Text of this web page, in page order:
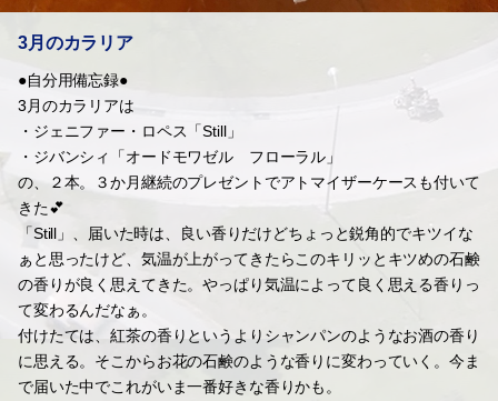
3月のカラリア
●自分用備忘録●
3月のカラリアは
・ジェニファー・ロペス「Still」
・ジバンシィ「オードモワゼル フローラル」
の、２本。３か月継続のプレゼントでアトマイザーケースも付いて
きた💕
「Still」、届いた時は、良い香りだけどちょっと鋭角的でキツイな
ぁと思ったけど、気温が上がってきたらこのキリッとキツめの石鹸
の香りが良く思えてきた。やっぱり気温によって良く思える香りっ
て変わるんだなぁ。
付けたては、紅茶の香りというよりシャンパンのようなお酒の香り
に思える。そこからお花の石鹸のような香りに変わっていく。今ま
で届いた中でこれがいま一番好きな香りかも。